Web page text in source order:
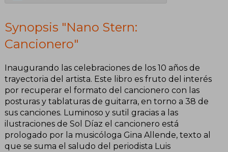
Synopsis "Nano Stern:
Cancionero"
Inaugurando las celebraciones de los 10 años de
trayectoria del artista. Este libro es fruto del interés
por recuperar el formato del cancionero con las
posturas y tablaturas de guitarra, en torno a 38 de
sus canciones. Luminoso y sutil gracias a las
ilustraciones de Sol Díaz el cancionero está
prologado por la musicóloga Gina Allende, texto al
que se suma el saludo del periodista Luis